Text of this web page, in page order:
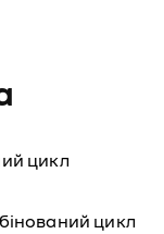
цикл
цикл